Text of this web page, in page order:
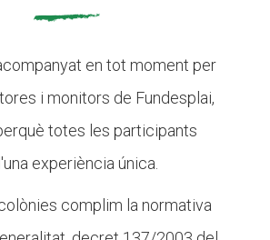
en tot moment per
i monitors de Fundesplai,
totes les participants
experiència única.
complim la normativa